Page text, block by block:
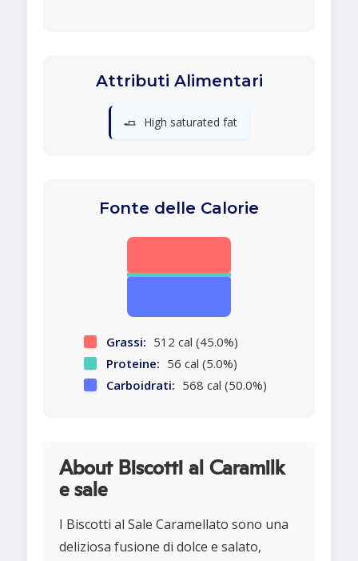
Attributi Alimentari
🧈 High saturated fat
Fonte delle Calorie
Grassi: 512 cal (45.0%)
Proteine: 56 cal (5.0%)
Carboidrati: 568 cal (50.0%)
About Biscotti al Caramilk
e sale
I Biscotti al Sale Caramellato sono una
deliziosa fusione di dolce e salato,